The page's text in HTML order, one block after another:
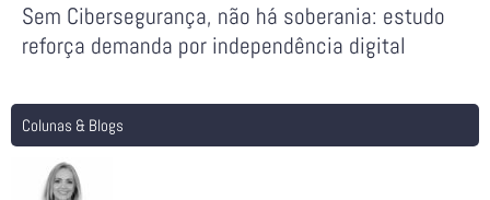
Sem Cibersegurança, não há soberania: estudo
reforça demanda por independência digital
Colunas & Blogs